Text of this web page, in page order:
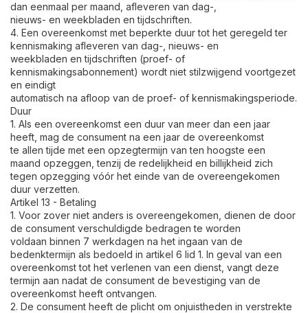
dan eenmaal per maand, afleveren van dag-,
nieuws- en weekbladen en tijdschriften.
4. Een overeenkomst met beperkte duur tot het geregeld ter
kennismaking afleveren van dag-, nieuws- en
weekbladen en tijdschriften (proef- of
kennismakingsabonnement) wordt niet stilzwijgend voortgezet
en eindigt
automatisch na afloop van de proef- of kennismakingsperiode.
Duur
1. Als een overeenkomst een duur van meer dan een jaar
heeft, mag de consument na een jaar de overeenkomst
te allen tijde met een opzegtermijn van ten hoogste een
maand opzeggen, tenzij de redelijkheid en billijkheid zich
tegen opzegging vóór het einde van de overeengekomen
duur verzetten.
Artikel 13 - Betaling
1. Voor zover niet anders is overeengekomen, dienen de door
de consument verschuldigde bedragen te worden
voldaan binnen 7 werkdagen na het ingaan van de
bedenktermijn als bedoeld in artikel 6 lid 1. In geval van een
overeenkomst tot het verlenen van een dienst, vangt deze
termijn aan nadat de consument de bevestiging van de
overeenkomst heeft ontvangen.
2. De consument heeft de plicht om onjuistheden in verstrekte